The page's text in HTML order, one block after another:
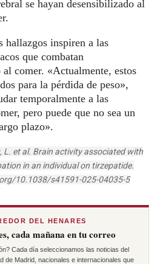
se hayan desensibilizado al
hallazgos inspiren a las
que combatan
comer. «Actualmente, estos
para la pérdida de peso»,
temporalmente a las
pero puede que no sea un
plazo».
L. et al. Brain activity associated with
in an individual on tirzepatide.
10.1038/s41591-025-04035-5
DEL HENARES
cada mañana en tu correo
Cada día seleccionamos las noticias del
de Madrid, nacionales e internacionales que